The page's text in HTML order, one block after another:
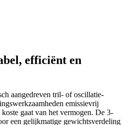
efficiënt en
aangedreven tril- of oscillatie-
emissievrij
gaat van het vermogen. De 3-
een gelijkmatige gewichtsverdeling